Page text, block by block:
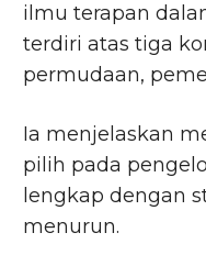
ilmu terapan
terdiri atas tiga
permudaan,
Ia menjelaskan
pilih pada
lengkap dengan
menurun.